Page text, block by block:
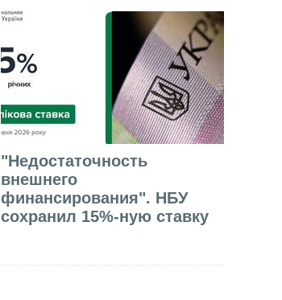
"Недостаточность
внешнего
финансирования". НБУ
сохранил 15%-ную ставку